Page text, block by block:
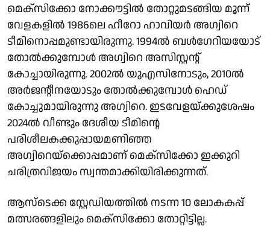
മെക്സിക്കോ നോക്കൗട്ടില്‍ തോറ്റുമടങ്ങിയ മൂന്ന്
വേളകളില്‍ 1986ലെ ഹീറോ ഹാവിയര്‍ അഗ്വിറെ
ടീമിനൊപ്പമുണ്ടായിരുന്നു. 1994ല്‍ ബള്‍ഗേറിയയോട്
തോല്‍ക്കുമ്പോള്‍ അഗ്വിറെ അസിസ്റ്റന്റ്
കോച്ചായിരുന്നു. 2002ല്‍ യുഎസിനോടും, 2010ല്‍
അര്‍ജന്റീനയോടും തോല്‍ക്കുമ്പോള്‍ ഹെഡ്
കോച്ചുമായിരുന്നു അഗ്വിറെ. ഇടവേളയ്ക്കുശേഷം
2024ല്‍ വീണ്ടും ദേശീയ ടീമിന്റെ
പരിശീലകക്കുപ്പായമണിഞ്ഞ
അഗ്വിറെയ്ക്കൊപ്പമാണ് മെക്സിക്കോ ഇക്കുറി
ചരിത്രവിജയം സ്വന്തമാക്കിയിരിക്കുന്നത്.
ആസ്ടെക്ക സ്റ്റേഡിയത്തിൽ നടന്ന 10 ലോകകപ്പ്
മത്സരങ്ങളിലും മെക്സിക്കോ തോറ്റിട്ടില്ല.